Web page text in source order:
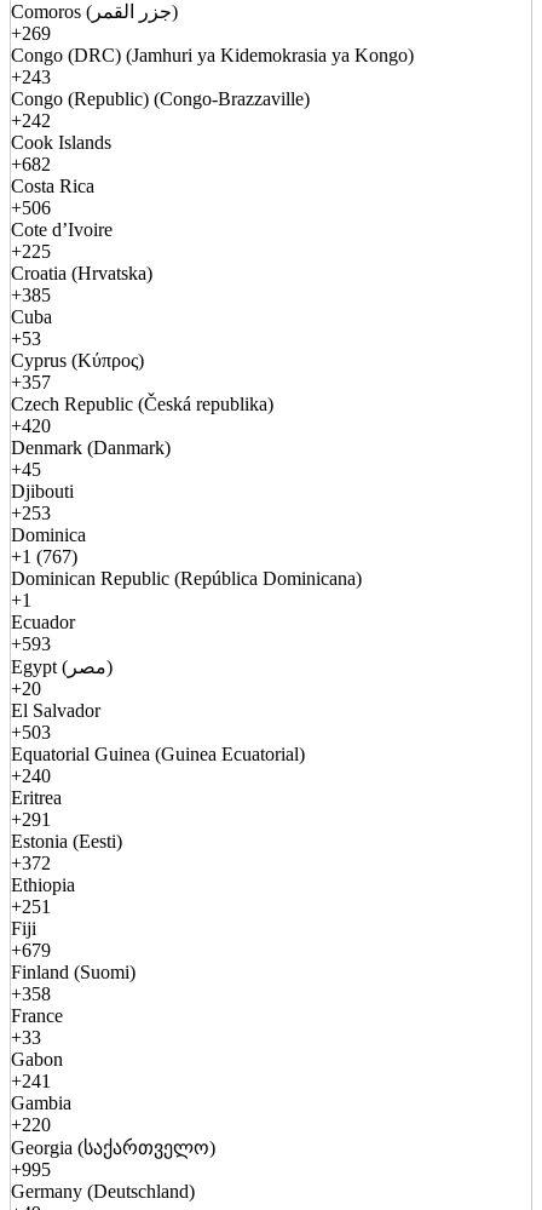
Comoros (جزر القمر)
+269
Congo (DRC) (Jamhuri ya Kidemokrasia ya Kongo)
+243
Congo (Republic) (Congo-Brazzaville)
+242
Cook Islands
+682
Costa Rica
+506
Cote d’Ivoire
+225
Croatia (Hrvatska)
+385
Cuba
+53
Cyprus (Κύπρος)
+357
Czech Republic (Česká republika)
+420
Denmark (Danmark)
+45
Djibouti
+253
Dominica
+1 (767)
Dominican Republic (República Dominicana)
+1
Ecuador
+593
Egypt (مصر)
+20
El Salvador
+503
Equatorial Guinea (Guinea Ecuatorial)
+240
Eritrea
+291
Estonia (Eesti)
+372
Ethiopia
+251
Fiji
+679
Finland (Suomi)
+358
France
+33
Gabon
+241
Gambia
+220
Georgia (საქართველო)
+995
Germany (Deutschland)